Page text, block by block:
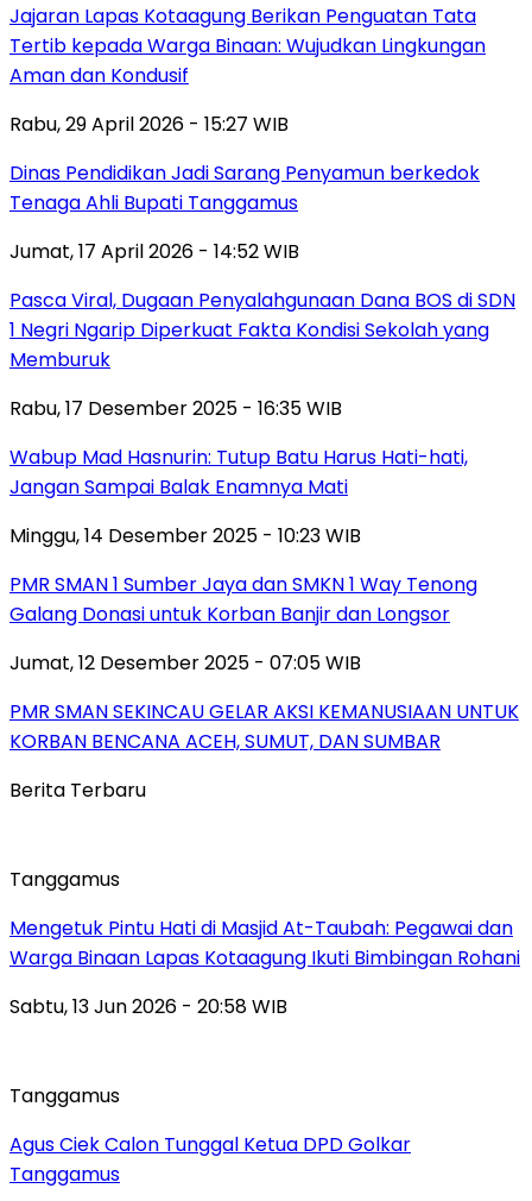
Jajaran Lapas Kotaagung Berikan Penguatan Tata
Tertib kepada Warga Binaan: Wujudkan Lingkungan
Aman dan Kondusif
Rabu, 29 April 2026 - 15:27 WIB
Dinas Pendidikan Jadi Sarang Penyamun berkedok
Tenaga Ahli Bupati Tanggamus
Jumat, 17 April 2026 - 14:52 WIB
Pasca Viral, Dugaan Penyalahgunaan Dana BOS di SDN
1 Negri Ngarip Diperkuat Fakta Kondisi Sekolah yang
Memburuk
Rabu, 17 Desember 2025 - 16:35 WIB
Wabup Mad Hasnurin: Tutup Batu Harus Hati-hati,
Jangan Sampai Balak Enamnya Mati
Minggu, 14 Desember 2025 - 10:23 WIB
PMR SMAN 1 Sumber Jaya dan SMKN 1 Way Tenong
Galang Donasi untuk Korban Banjir dan Longsor
Jumat, 12 Desember 2025 - 07:05 WIB
PMR SMAN SEKINCAU GELAR AKSI KEMANUSIAAN UNTUK
KORBAN BENCANA ACEH, SUMUT, DAN SUMBAR
Berita Terbaru
Tanggamus
Mengetuk Pintu Hati di Masjid At-Taubah: Pegawai dan
Warga Binaan Lapas Kotaagung Ikuti Bimbingan Rohani
Sabtu, 13 Jun 2026 - 20:58 WIB
Tanggamus
Agus Ciek Calon Tunggal Ketua DPD Golkar
Tanggamus